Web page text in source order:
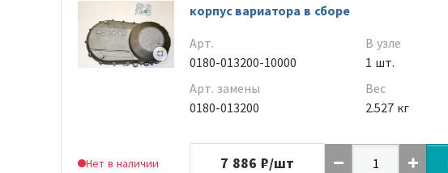
Нет в наличии
корпус вариатора в сборе
Арт.
0180-013200-10000
Арт. замены
0180-013200
В узле
1 шт.
Вес
2.527 кг
7 886 ₽/шт